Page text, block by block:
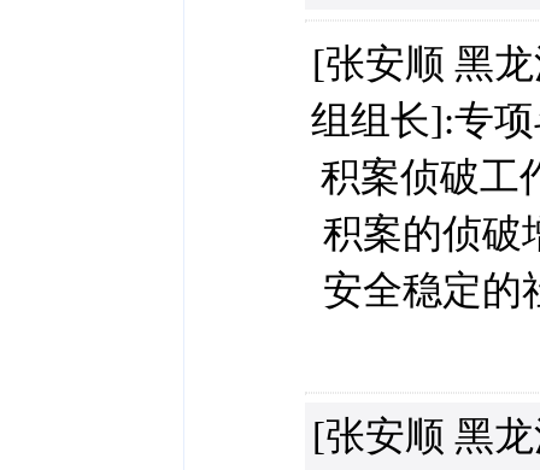
[张安顺 黑
组组长]:专
积案侦破工
积案的侦破
安全稳定的
[张安顺 黑